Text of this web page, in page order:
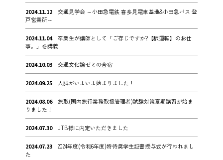
2024.11.12
交通見学会 ～小田急電鉄 喜多見電車基地&小田急バス 登
戸営業所～
2024.11.04
卒業生が講師として「ご存じですか?【駅運転】のお仕
事。」を講義
2024.10.03 交通文化論ゼミの合宿
2024.09.25 入試がいよいよ始まりました！
2024.08.06
旅取(国内旅行業務取扱管理者)試験対策夏期講習が始ま
りました！
2024.07.30 JTB様に内定いただきました
2024.07.23
2024年度(令和6年度)特待奨学生証書授与式が行われまし
た